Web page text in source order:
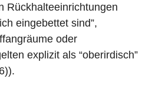
Rückhalteeinrichtungen
eingebettet sind”,
oder
explizit als “oberirdisch”